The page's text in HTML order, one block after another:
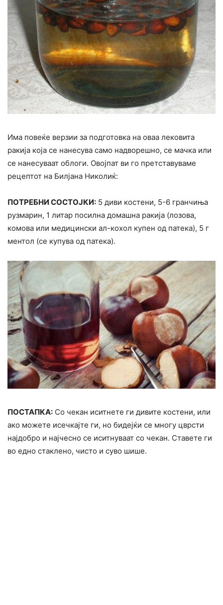
Има повеќе верзии за подготовка на оваа лековита
ракија која се нанесува само надворешно, се мачка или
се нанесуваат облоги. Овојпат ви го претставуваме
рецептот на Билјана Николиќ:
ПОТРЕБНИ СОСТОЈКИ: 5 диви костени, 5-6 гранчиња
рузмарин, 1 литар посилна домашна ракија (лозова,
комова или медицински ал-кохол купен од патека), 5 г
ментол (се купува од патека).
ПОСТАПКА: Со чекан иситнете ги дивите костени, или
ако можете исечкајте ги, но бидејќи се многу цврсти
најдобро и најчесно се иситнуваат со чекан. Ставете ги
во едно стаклено, чисто и суво шише.